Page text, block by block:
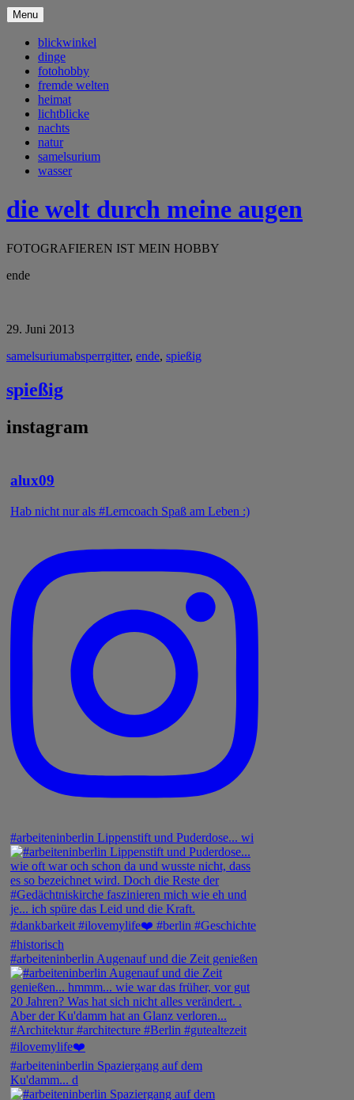
Menu
blickwinkel
dinge
fotohobby
fremde welten
heimat
lichtblicke
nachts
natur
samelsurium
wasser
die welt durch meine augen
FOTOGRAFIEREN IST MEIN HOBBY
ende
29. Juni 2013
samelsuriumabsperrgitter, ende, spießig
spießig
instagram
alux09
Hab nicht nur als #Lerncoach Spaß am Leben :)
#arbeiteninberlin Lippenstift und Puderdose... wi
#arbeiteninberlin Augenauf und die Zeit genießen
#arbeiteninberlin Spaziergang auf dem
Ku'damm... d